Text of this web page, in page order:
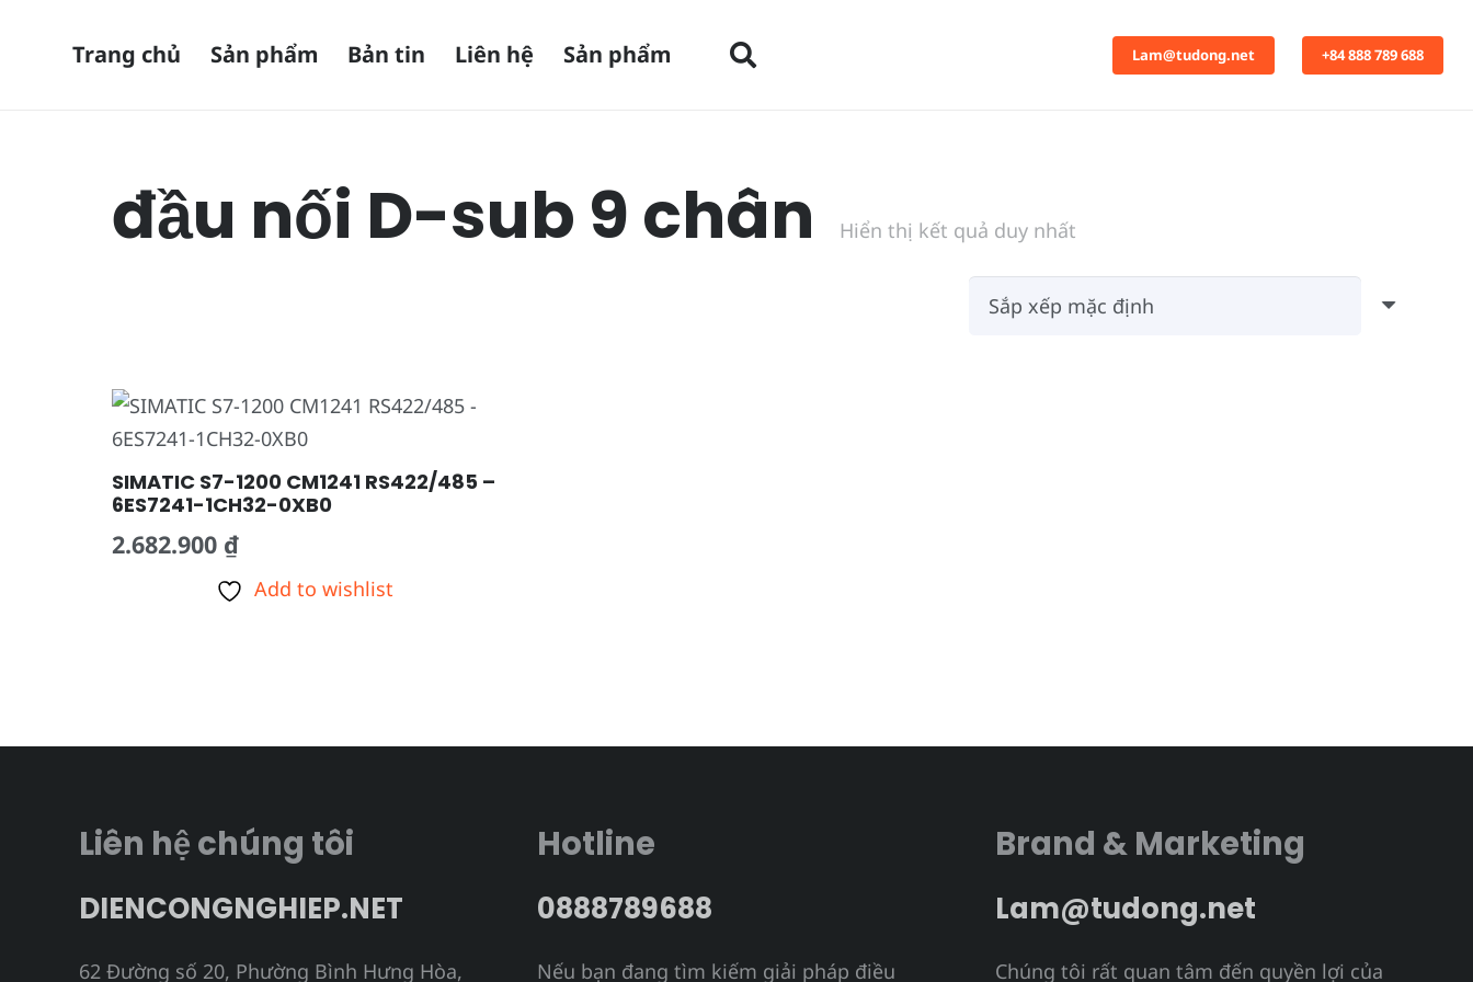
Trang chủ Sản phẩm Bản tin Liên hệ Sản phẩm Lam@tudong.net +84 888 789 688
đầu nối D-sub 9 chân Hiển thị kết quả duy nhất
SIMATIC S7-1200 CM1241 RS422/485 –
6ES7241-1CH32-0XB0
2.682.900 ₫
Add to wishlist
Liên hệ chúng tôi
DIENCONGNGHIEP.NET
62 Đường số 20, Phường Bình Hưng Hòa,
Hotline
0888789688
Nếu bạn đang tìm kiếm giải pháp điều
Brand & Marketing
Lam@tudong.net
Chúng tôi rất quan tâm đến quyền lợi của